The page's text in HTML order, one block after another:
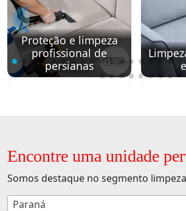
Proteção e limpeza
profissional de
persianas
Encontre uma unidade
Somos destaque no segmento
Paraná